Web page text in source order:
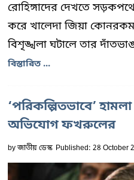
রোহিঙ্গাদের দেখতে
করে খালেদা জিয়া কোনরকম
বিশৃঙ্খলা ঘটালে তার
বিস্তারিত ...
‘পরিকল্পিতভাবে’
অভিযোগ ফখরুলের
byজাতীয় ডেস্ক Published: 28 October